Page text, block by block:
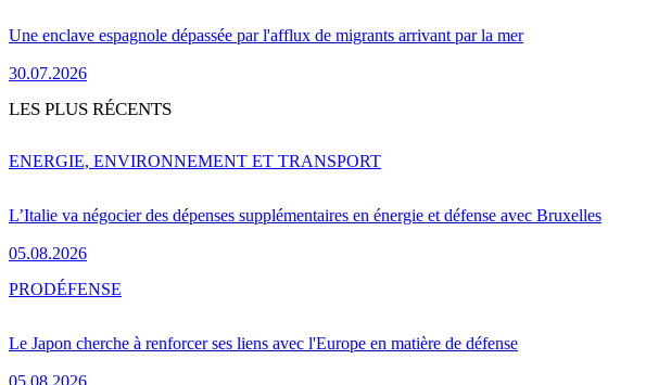
Une enclave espagnole dépassée par l'afflux de migrants arrivant par la mer
30.07.2026
LES PLUS RÉCENTS
L’Italie va négocier des dépenses supplémentaires en énergie et défense avec Bruxelles
05.08.2026
ENERGIE, ENVIRONNEMENT ET TRANSPORT
Le Japon cherche à renforcer ses liens avec l'Europe en matière de défense
PRODÉFENSE